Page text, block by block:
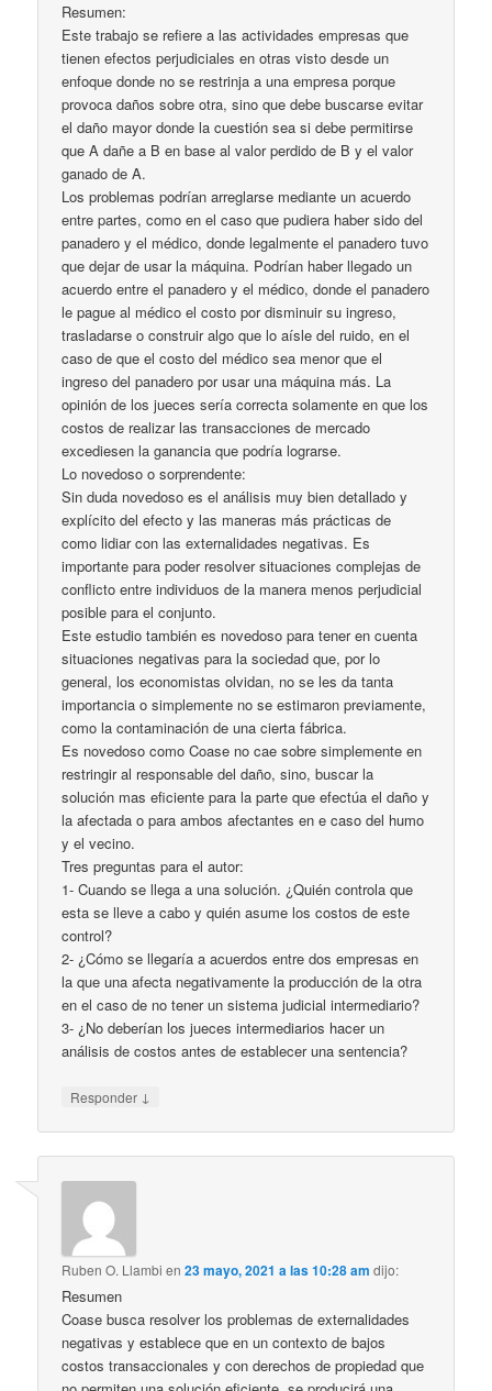
Resumen:
Este trabajo se refiere a las actividades empresas que
tienen efectos perjudiciales en otras visto desde un
enfoque donde no se restrinja a una empresa porque
provoca daños sobre otra, sino que debe buscarse evitar
el daño mayor donde la cuestión sea si debe permitirse
que A dañe a B en base al valor perdido de B y el valor
ganado de A.
Los problemas podrían arreglarse mediante un acuerdo
entre partes, como en el caso que pudiera haber sido del
panadero y el médico, donde legalmente el panadero tuvo
que dejar de usar la máquina. Podrían haber llegado un
acuerdo entre el panadero y el médico, donde el panadero
le pague al médico el costo por disminuir su ingreso,
trasladarse o construir algo que lo aísle del ruido, en el
caso de que el costo del médico sea menor que el
ingreso del panadero por usar una máquina más. La
opinión de los jueces sería correcta solamente en que los
costos de realizar las transacciones de mercado
excediesen la ganancia que podría lograrse.
Lo novedoso o sorprendente:
Sin duda novedoso es el análisis muy bien detallado y
explícito del efecto y las maneras más prácticas de
como lidiar con las externalidades negativas. Es
importante para poder resolver situaciones complejas de
conflicto entre individuos de la manera menos perjudicial
posible para el conjunto.
Este estudio también es novedoso para tener en cuenta
situaciones negativas para la sociedad que, por lo
general, los economistas olvidan, no se les da tanta
importancia o simplemente no se estimaron previamente,
como la contaminación de una cierta fábrica.
Es novedoso como Coase no cae sobre simplemente en
restringir al responsable del daño, sino, buscar la
solución mas eficiente para la parte que efectúa el daño y
la afectada o para ambos afectantes en e caso del humo
y el vecino.
Tres preguntas para el autor:
1- Cuando se llega a una solución. ¿Quién controla que
esta se lleve a cabo y quién asume los costos de este
control?
2- ¿Cómo se llegaría a acuerdos entre dos empresas en
la que una afecta negativamente la producción de la otra
en el caso de no tener un sistema judicial intermediario?
3- ¿No deberían los jueces intermediarios hacer un
análisis de costos antes de establecer una sentencia?
Responder ↓
Ruben O. Llambi en23 mayo, 2021 a las 10:28 am dijo:
Resumen
Coase busca resolver los problemas de externalidades
negativas y establece que en un contexto de bajos
costos transaccionales y con derechos de propiedad que